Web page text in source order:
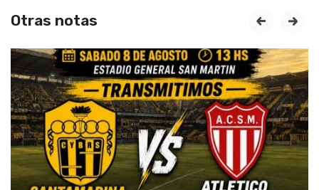
Otras notas prev next